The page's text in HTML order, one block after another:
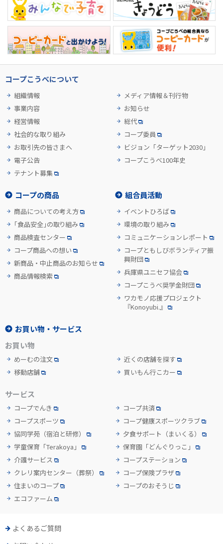
コープこうべについて
組織情報
事業内容
経営情報
社会的な取り組み
お取引先の皆さまへ
電子公告
テナント募集
メディア情報＆刊行物
お知らせ
総代
コープ委員
ビジョン「ターゲット2030」
コープこうべ100年史
コープの商品
商品についての考え方
「食品安全」の取り組み
商品検査センター
コープ商品への想い
新商品・中止商品のお知らせ
商品情報検索
組合員活動
イベントひろば
環境の取り組み
コミュニケーションレポート
コープともしびボランティア振
興財団
兵庫県ユニセフ協会
コープこうべ奨学金財団
ワカモノ応援プロジェクト
『Konoyubi.』
お買い物・サービス
お買い物
めーむの注文
移動店舗
近くの店舗を探す
買いもん行こカー
サービス
コープでんき
コープ共済
コープスポーツ
コープ健康スポーツクラブ
協同学苑 （宿泊と研修） 夕食サポート （まいくる）
学童保育「Terakoya」
保育園「どんぐりっこ」
介護サービス
コープステーション
クレリ案内センター （葬祭）
コープ保険プラザ
住まいのコープ
コープのおそうじ
エコファーム
よくあるご質問